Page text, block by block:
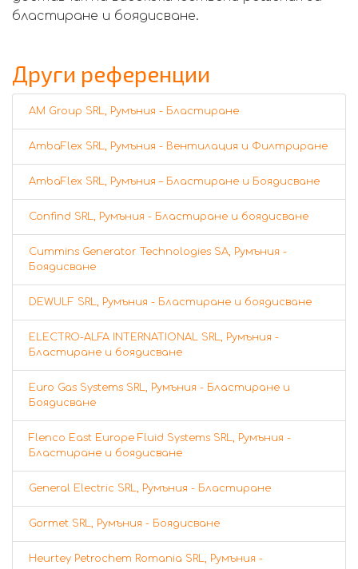
бластиране и боядисване.
Други референции
AM Group SRL, Румъния - Бластиране
AmbaFlex SRL, Румъния - Вентилация и Филтриране
AmbaFlex SRL, Румъния – Бластиране и Боядисване
Confind SRL, Румъния - Бластиране и боядисване
Cummins Generator Technologies SA, Румъния -
Боядисване
DEWULF SRL, Румъния - Бластиране и боядисване
ELECTRO-ALFA INTERNATIONAL SRL, Румъния -
Бластиране и боядисване
Euro Gas Systems SRL, Румъния - Бластиране и
Боядисване
Flenco East Europe Fluid Systems SRL, Румъния -
Бластиране и боядисване
General Electric SRL, Румъния - Бластиране
Gormet SRL, Румъния - Боядисване
Heurtey Petrochem Romania SRL, Румъния -